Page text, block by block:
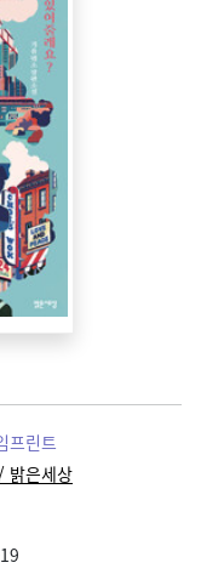
프린트
밝은세상